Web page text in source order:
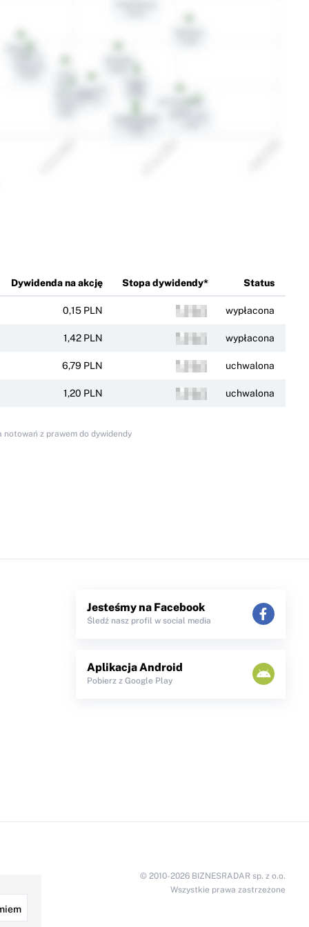
Dywidenda na akcję Stopa dywidendy* Status
0,15 PLN wypłacona
1,42 PLN wypłacona
6,79 PLN uchwalona
1,20 PLN uchwalona
notowań z prawem do dywidendy
Jesteśmy na Facebook
Śledź nasz profil w social media
Aplikacja Android
Pobierz z Google Play
© 2010-2026 BIZNESRADAR sp. z o.o.
Wszystkie prawa zastrzeżone